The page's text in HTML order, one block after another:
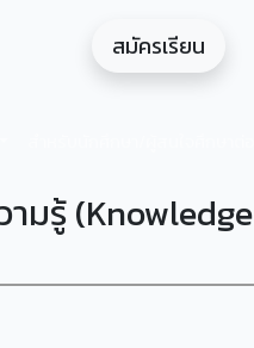
สมัครเรียน
มรู้ (Knowledge